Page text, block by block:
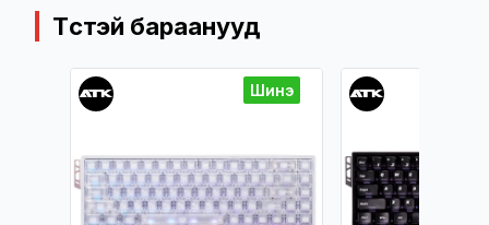
Төстэй бараанууд
Шинэ